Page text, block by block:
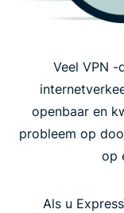
Veel VPN -
openbaar en
probleem op
op
Als u